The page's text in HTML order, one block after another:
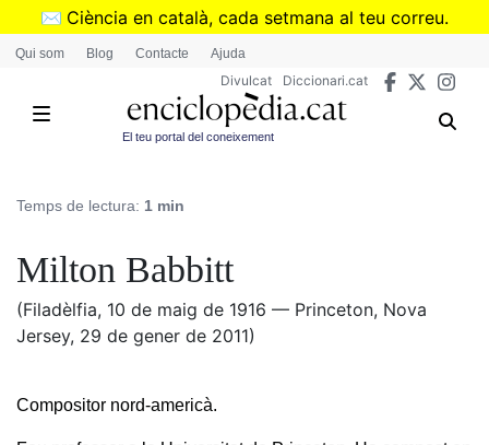
Vés
✉️ Ciència en català, cada setmana al teu correu.
➜Subscriu-te al butlletí de Divulcat
Qui som Blog Contacte Ajuda
Divulcat Diccionari.cat
El teu portal del coneixement
Temps de lectura: 1 min
Milton Babbitt
(Filadèlfia, 10 de maig de 1916 — Princeton, Nova
Jersey, 29 de gener de 2011)
Compositor nord-americà.